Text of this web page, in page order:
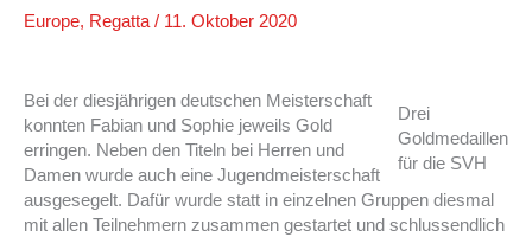
Europe, Regatta / 11. Oktober 2020
Drei
Goldmedaillen
für die SVH
Bei der diesjährigen deutschen Meisterschaft
konnten Fabian und Sophie jeweils Gold
erringen. Neben den Titeln bei Herren und
Damen wurde auch eine Jugendmeisterschaft
ausgesegelt. Dafür wurde statt in einzelnen Gruppen diesmal
mit allen Teilnehmern zusammen gestartet und schlussendlich